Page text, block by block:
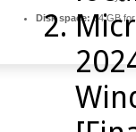
Disk space: 64 GB